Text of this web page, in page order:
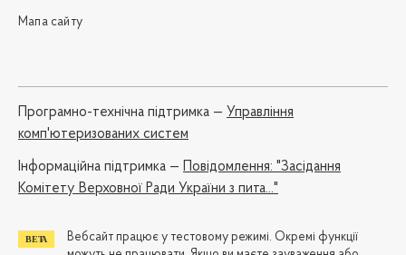
Мапа сайту
Програмно-технічна підтримка — Управління
комп'ютеризованих систем
Iнформаційна підтримка —
Повідомлення: "Засідання
Комітету Верховної Ради України з пита..."
Вебсайт працює у тестовому режимі. Окремі функції